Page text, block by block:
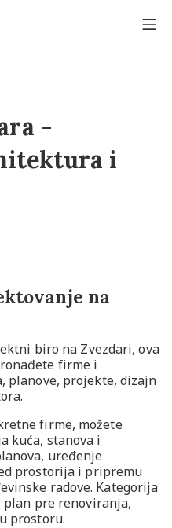
-
i
na
biro na Zvezdari, ova
firme i
planove, projekte, dizajn
firme, možete
kuća, stanova i
uređenje
prostorija i pripremu
radove. Kategorija
pre renoviranja,
prostoru.